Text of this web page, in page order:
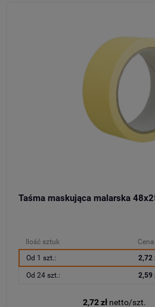
Taśma maskująca malarska
Ilość sztuk
Od 1 szt.:
2,72
Od 24 szt.: 2,59
2,72 zł netto/szt.